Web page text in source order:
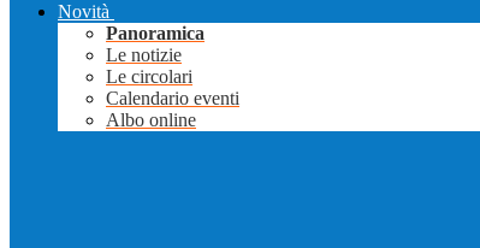
Novità
Panoramica
Le notizie
Le circolari
Calendario eventi
Albo online